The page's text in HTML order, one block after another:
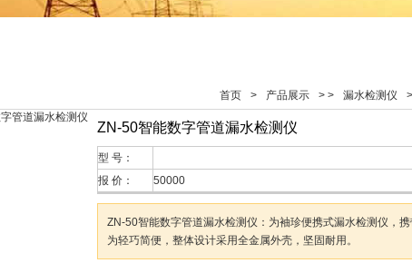
首页 > 产品展示 > > 漏水检测仪 >
ZN-50智能数字管道漏水检测仪
型 号：
报 价：
50000
ZN-50智能数字管道漏水检测仪：为袖珍便携式漏水检测仪，
为轻巧简便，整体设计采用全金属外壳，坚固耐用。